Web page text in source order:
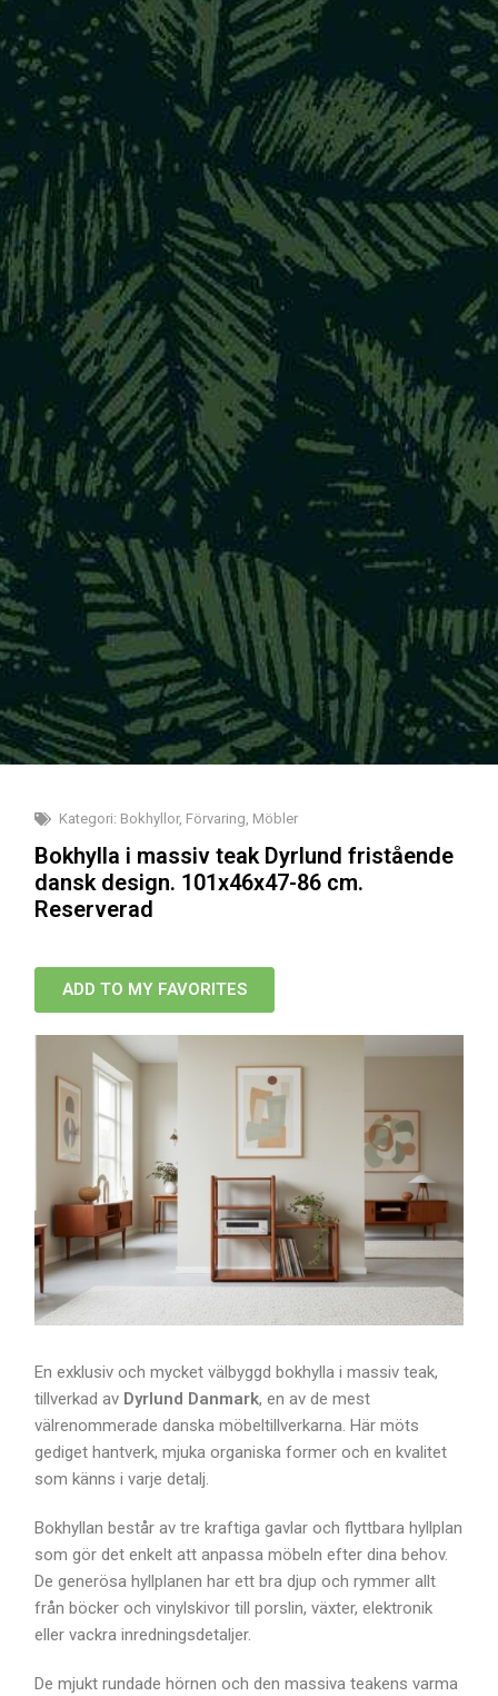
Kategori: Bokhyllor, Förvaring Möbler
Bokhylla i massiv teak Dyrlund fristående
dansk design. 101x46x47-86 cm.
Reserverad
ADD TO MY FAVORITES
En exklusiv och mycket välbyggd bokhylla i massiv teak,
tillverkad av Dyrlund Danmark, en av de mest
välrenommerade danska möbeltillverkarna. Här möts
gediget hantverk, mjuka organiska former och en kvalitet
som känns i varje detalj.
Bokhyllan består av tre kraftiga gavlar och flyttbara hyllplan
som gör det enkelt att anpassa möbeln efter dina behov.
De generösa hyllplanen har ett bra djup och rymmer allt
från böcker och vinylskivor till porslin, växter, elektronik
eller vackra inredningsdetaljer.
De mjukt rundade hörnen och den massiva teakens varma